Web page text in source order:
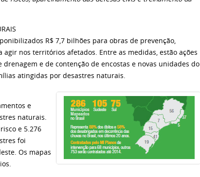
R$ 7,7 bilhões para obras de prevenção,
nos territórios afetados. Entre as medidas, estão ações
e de contenção de encostas e novas unidades do
atingidas por desastres naturais.
e
naturais.
e 5.276
foi
Os mapas